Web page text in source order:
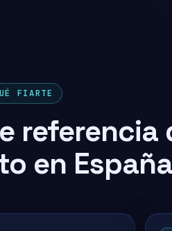
FIARTE
referencia
en España